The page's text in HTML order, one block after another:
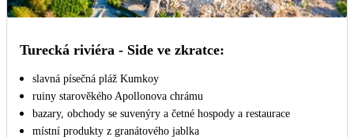
Turecká riviéra - Side ve zkratce:
slavná písečná pláž Kumkoy
ruiny starověkého Apollonova chrámu
bazary, obchody se suvenýry a četné hospody a restaurace
místní produkty z granátového jablka